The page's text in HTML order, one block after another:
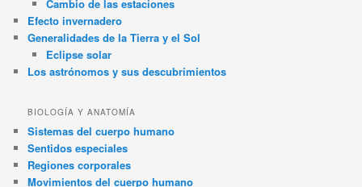
Cambio de las estaciones
Efecto invernadero
Generalidades de la Tierra y el Sol
Eclipse solar
Los astrónomos y sus descubrimientos
BIOLOGÍA Y ANATOMÍA
Sistemas del cuerpo humano
Sentidos especiales
Regiones corporales
Movimientos del cuerpo humano